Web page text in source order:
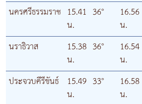
นครศรีธรรมราช 15.41
น.
36° 16.56
น.
นราธิวาส
15.38
น.
36° 16.54
น.
ประจวบคีรีขันธ์ 15.49
น.
33° 16.58
น.